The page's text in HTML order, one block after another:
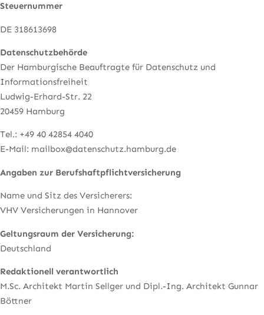
Steuernummer
DE 318613698
Datenschutzbehörde
Der Hamburgische Beauftragte für Datenschutz und
Informationsfreiheit
Ludwig-Erhard-Str. 22
20459 Hamburg
Tel.: +49 40 42854 4040
E-Mail: mailbox@datenschutz.hamburg.de
Angaben zur Berufshaftpflichtversicherung
Name und Sitz des Versicherers:
VHV Versicherungen in Hannover
Geltungsraum der Versicherung:
Deutschland
Redaktionell verantwortlich
M.Sc. Architekt Martin Sellger und Dipl.-Ing. Architekt Gunnar
Böttner